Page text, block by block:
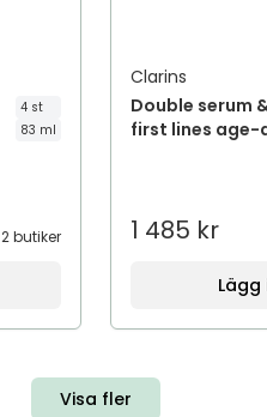
4 st
83 ml
2 butiker
Clarins
Double serum
first lines age-
1 485 kr
Visa fler